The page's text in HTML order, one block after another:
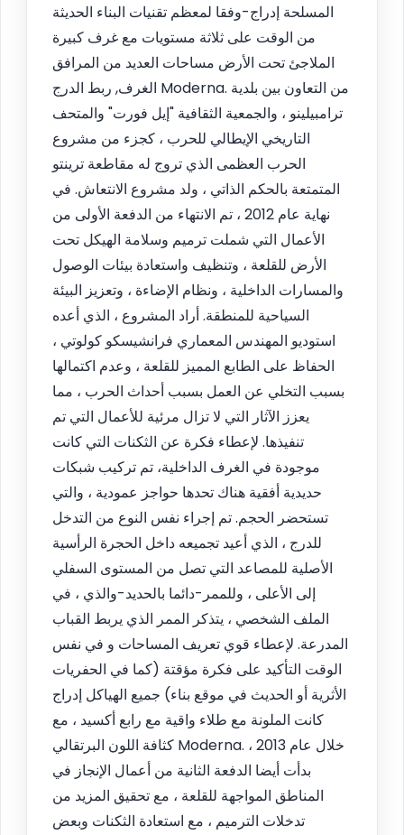
المسلحة إدراج-وفقا لمعظم تقنيات البناء الحديثة
من الوقت على ثلاثة مستويات مع غرف كبيرة
الملاجئ تحت الأرض مساحات العديد من المرافق
الغرف, ربط الدرج Moderna. من التعاون بين بلدية
ترامبيلينو ، والجمعية الثقافية "إيل فورت" والمتحف
التاريخي الإيطالي للحرب ، كجزء من مشروع
الحرب العظمى الذي تروج له مقاطعة ترينتو
المتمتعة بالحكم الذاتي ، ولد مشروع الانتعاش. في
نهاية عام 2012 ، تم الانتهاء من الدفعة الأولى من
الأعمال التي شملت ترميم وسلامة الهيكل تحت
الأرض للقلعة ، وتنظيف واستعادة بيئات الوصول
والمسارات الداخلية ، ونظام الإضاءة ، وتعزيز البيئة
السياحية للمنطقة. أراد المشروع ، الذي أعده
استوديو المهندس المعماري فرانشيسكو كولوتي ،
الحفاظ على الطابع المميز للقلعة ، وعدم اكتمالها
بسبب التخلي عن العمل بسبب أحداث الحرب ، مما
يعزز الآثار التي لا تزال مرئية للأعمال التي تم
تنفيذها. لإعطاء فكرة عن الثكنات التي كانت
موجودة في الغرف الداخلية، تم تركيب شبكات
حديدية أفقية هناك تحدها حواجز عمودية ، والتي
تستحضر الحجم. تم إجراء نفس النوع من التدخل
للدرج ، الذي أعيد تجميعه داخل الحجرة الرأسية
الأصلية للمصاعد التي تصل من المستوى السفلي
إلى الأعلى ، وللممر-دائما بالحديد-والذي ، في
الملف الشخصي ، يتذكر الممر الذي يربط القباب
المدرعة. لإعطاء قوي تعريف المساحات و في نفس
الوقت التأكيد على فكرة مؤقتة (كما في الحفريات
الأثرية أو الحديث في موقع بناء) جميع الهياكل إدراج
كانت الملونة مع طلاء واقية مع رابع أكسيد ، مع
كثافة اللون البرتقالي Moderna. خلال عام 2013 ،
بدأت أيضا الدفعة الثانية من أعمال الإنجاز في
المناطق المواجهة للقلعة ، مع تحقيق المزيد من
تدخلات الترميم ، مع استعادة الثكنات وبعض